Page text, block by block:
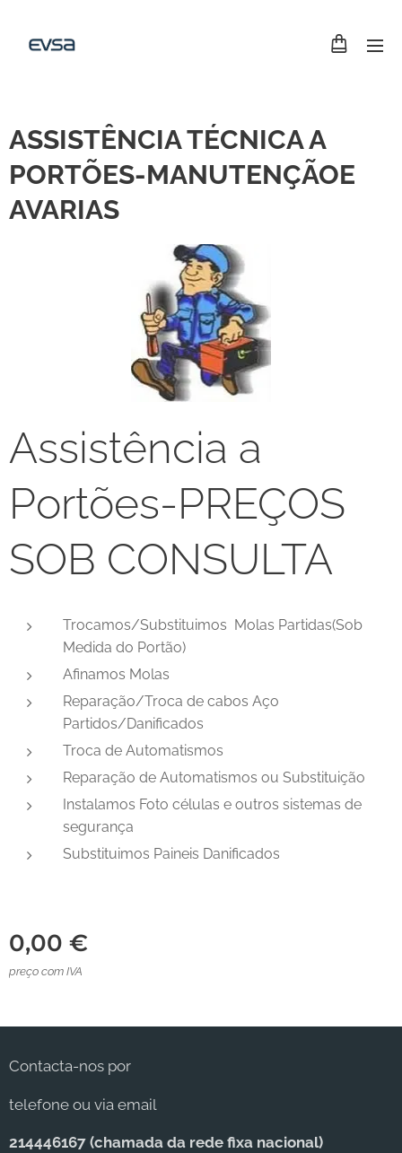
ASSISTÊNCIA TÉCNICA A
PORTÕES-MANUTENÇÃOE
AVARIAS
Assistência a
Portões-PREÇOS
SOB CONSULTA
Trocamos/Substituimos Molas Partidas(Sob
Medida do Portão)
Afinamos Molas
Reparação/Troca de cabos Aço
Partidos/Danificados
Troca de Automatismos
Reparação de Automatismos ou Substituição
Instalamos Foto células e outros sistemas de
segurança
Substituimos Paineis Danificados
0,00 €
preço com IVA
Contacta-nos por
telefone ou via email
214446167 (chamada da rede fixa nacional)